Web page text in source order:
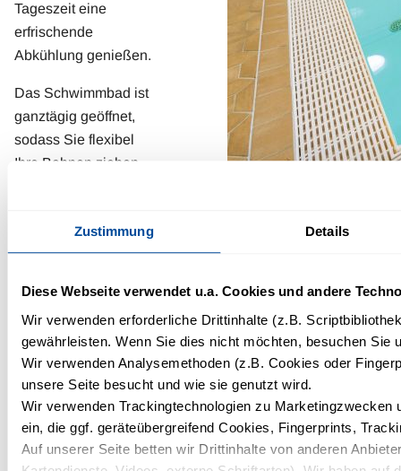
Zustimmung Details
Diese Webseite verwendet u.a. Cookies und andere
Wir verwenden erforderliche Drittinhalte (z.B.
gewährleisten. Wenn Sie dies nicht möchten, besuchen Sie
Wir verwenden Analysemethoden (z.B. Cookies oder
unsere Seite besucht und wie sie genutzt wird.
Wir verwenden Trackingtechnologien zu Marketingzwecken
ein, die ggf. geräteübergreifend Cookies, Fingerprints,
Auf unserer Seite betten wir Drittinhalte von anderen
Tageszeit eine
erfrischende
Abkühlung genießen.
Das Schwimmbad ist
ganztägig geöffnet,
sodass Sie flexibel
Ihre Bahnen ziehen
Kommen Sie vorbei
und erleben Sie
Breitach Apartments.